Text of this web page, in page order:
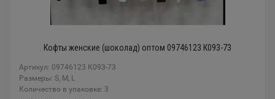
Кофты женские (шоколад) оптом 09746123 К093-73
Артикул: 09746123 К093-73
Размеры: S, M, L
Количество в упаковке: 3